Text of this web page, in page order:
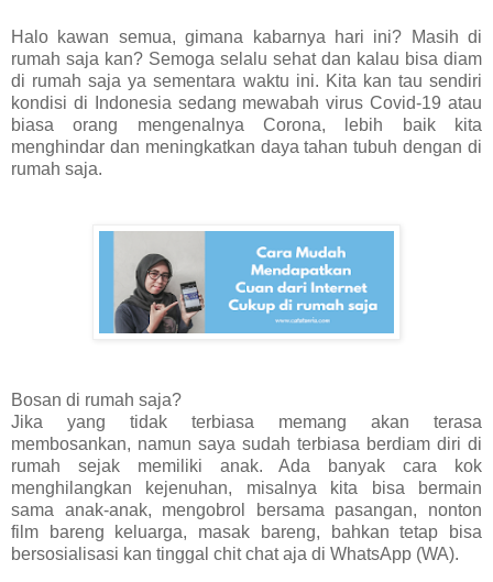
Halo kawan semua, gimana kabarnya hari ini? Masih di
rumah saja kan? Semoga selalu sehat dan kalau bisa diam
di rumah saja ya sementara waktu ini. Kita kan tau sendiri
kondisi di Indonesia sedang mewabah virus Covid-19 atau
biasa orang mengenalnya Corona, lebih baik kita
menghindar dan meningkatkan daya tahan tubuh dengan di
rumah saja.
Bosan di rumah saja?
Jika yang tidak terbiasa memang akan terasa
membosankan, namun saya sudah terbiasa berdiam diri di
rumah sejak memiliki anak. Ada banyak cara kok
menghilangkan kejenuhan, misalnya kita bisa bermain
sama anak-anak, mengobrol bersama pasangan, nonton
film bareng keluarga, masak bareng, bahkan tetap bisa
bersosialisasi kan tinggal chit chat aja di WhatsApp (WA).